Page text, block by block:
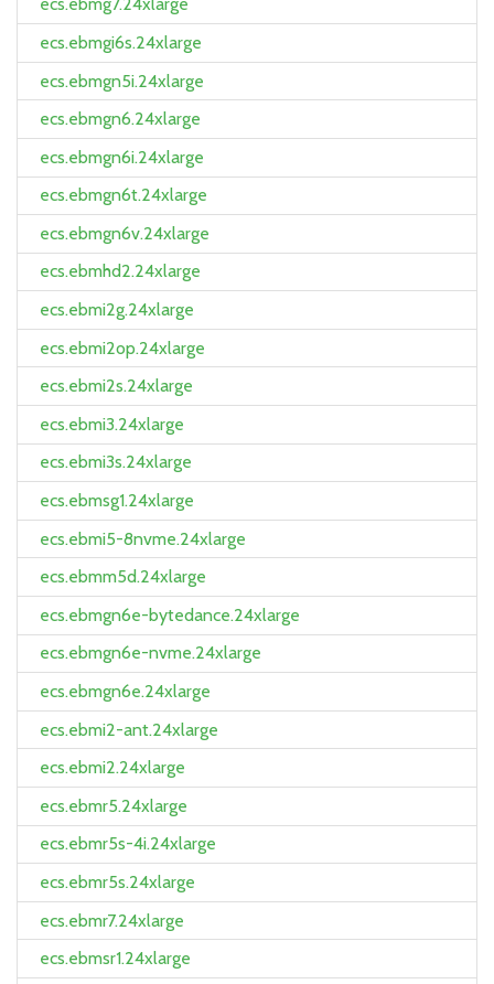
ecs.ebmg7.24xlarge
ecs.ebmgi6s.24xlarge
ecs.ebmgn5i.24xlarge
ecs.ebmgn6.24xlarge
ecs.ebmgn6i.24xlarge
ecs.ebmgn6t.24xlarge
ecs.ebmgn6v.24xlarge
ecs.ebmhd2.24xlarge
ecs.ebmi2g.24xlarge
ecs.ebmi2op.24xlarge
ecs.ebmi2s.24xlarge
ecs.ebmi3.24xlarge
ecs.ebmi3s.24xlarge
ecs.ebmsg1.24xlarge
ecs.ebmi5-8nvme.24xlarge
ecs.ebmm5d.24xlarge
ecs.ebmgn6e-bytedance.24xlarge
ecs.ebmgn6e-nvme.24xlarge
ecs.ebmgn6e.24xlarge
ecs.ebmi2-ant.24xlarge
ecs.ebmi2.24xlarge
ecs.ebmr5.24xlarge
ecs.ebmr5s-4i.24xlarge
ecs.ebmr5s.24xlarge
ecs.ebmr7.24xlarge
ecs.ebmsr1.24xlarge